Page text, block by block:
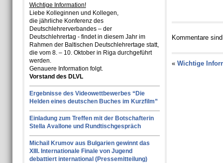
Wichtige Information!
Liebe Kolleginnen und Kollegen,
die jährliche Konferenz des
Deutschlehrerverbandes – der
Deutschlehrertag - findet in diesem Jahr im
Rahmen der Baltischen Deutschlehrertage statt,
die vom 8. – 10. Oktober in Riga durchgeführt
werden.
Genauere Information folgt.
Vorstand des DLVL
Ergebnisse des Videowettbewerbes “Die
Helden eines deutschen Buches im Kurzfilm”
Einladung zum Treffen mit der Botschafterin
Stella Avallone und Rundtischgespräch
Michail Krumov aus Bulgarien gewinnt das
XIII. Internationale Finale von Jugend
debattiert international (Pressemitteilung)
Kommentare
« Wichtige